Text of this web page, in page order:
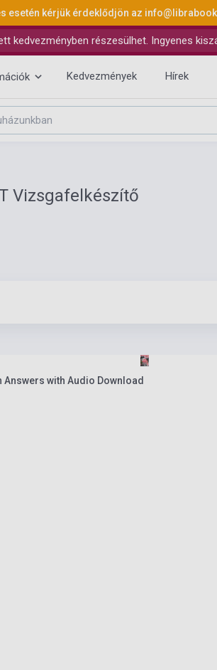
esetén kérjük érdeklődjön az
kedvezményben részesülhet. Ingyenes
Kedvezmények Hírek
Vizsgafelkészítő
with Audio Download